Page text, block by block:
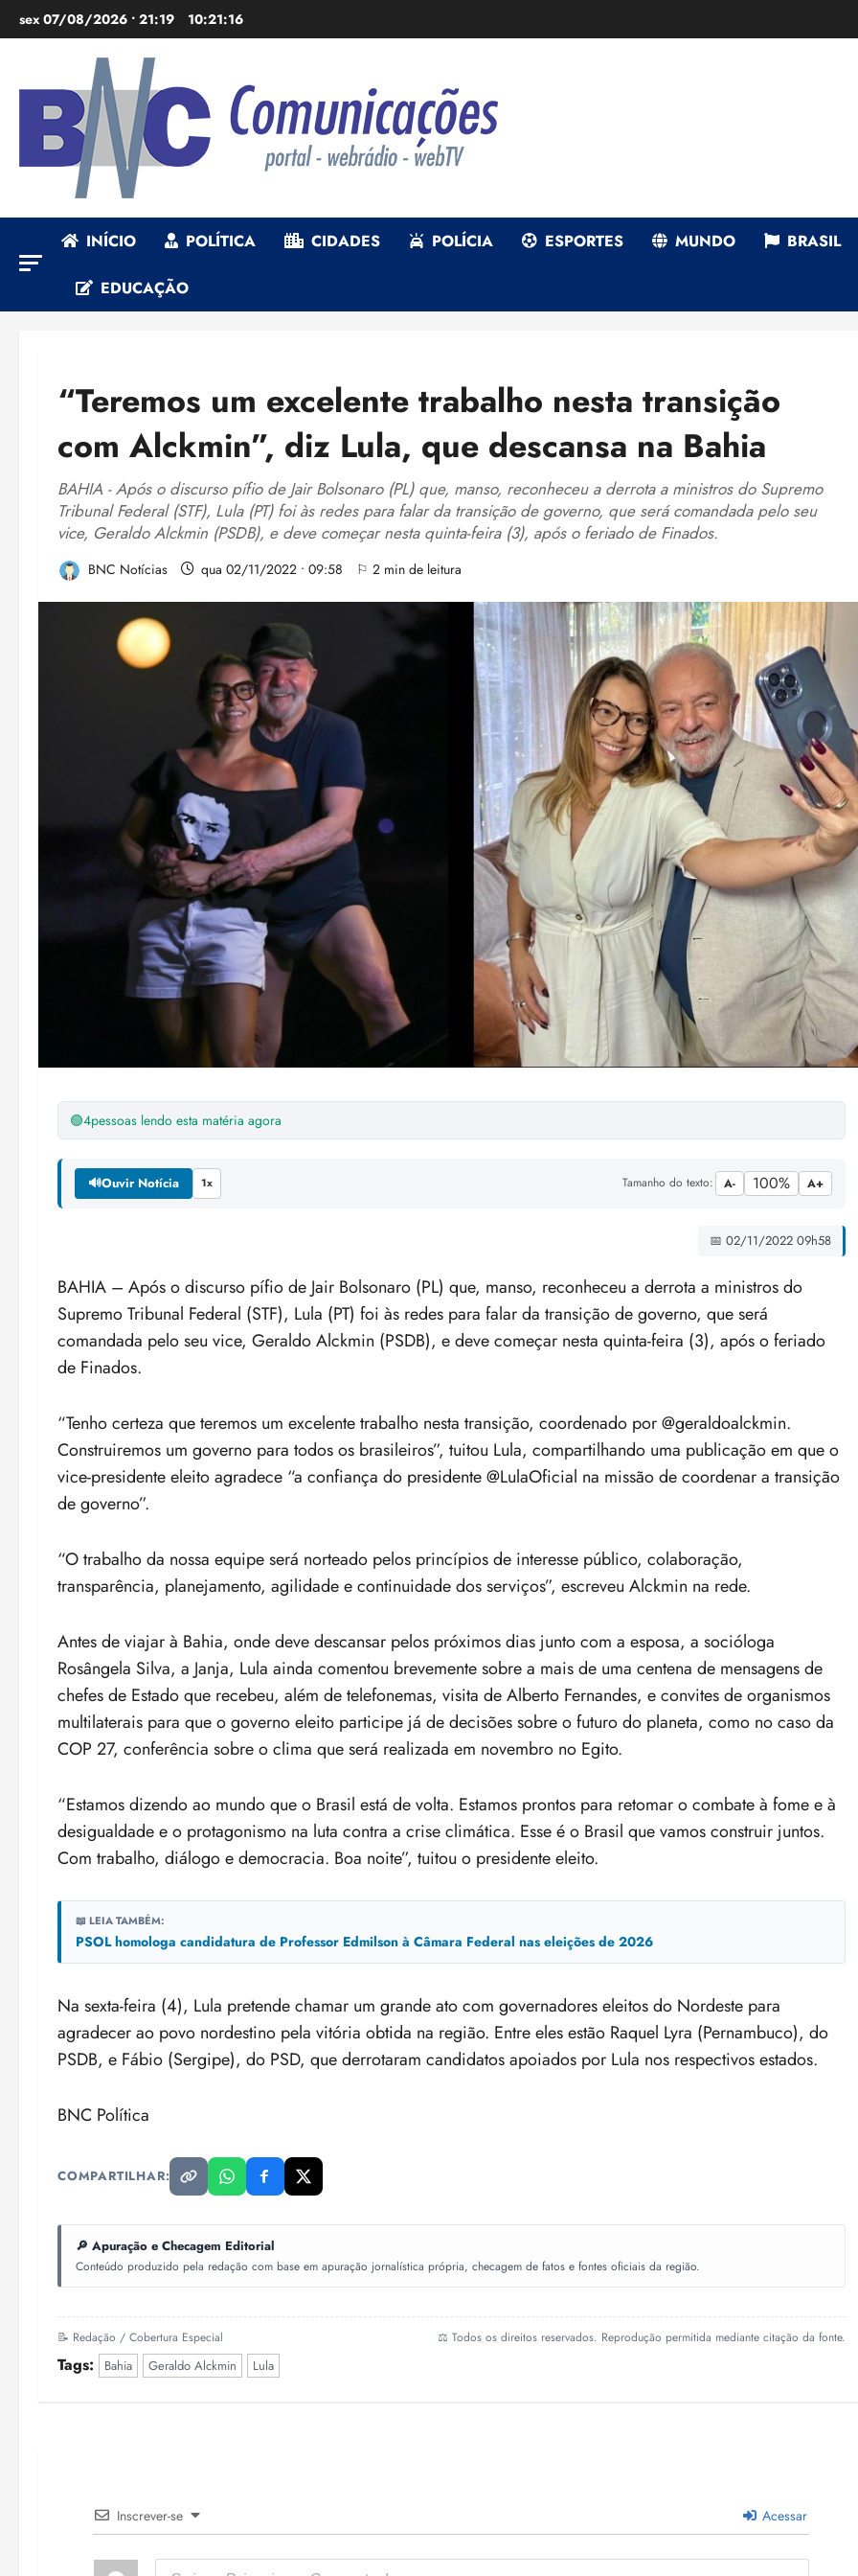
para
sex 07/08/2026 • 21:19 10:21:18
INÍCIO POLÍTICA CIDADES POLÍCIA ESPORTES MUNDO BRASIL
EDUCAÇÃO
“Teremos um excelente trabalho nesta transição
com Alckmin”, diz Lula, que descansa na Bahia
BAHIA - Após o discurso pífio de Jair Bolsonaro (PL) que, manso, reconheceu a derrota a ministros do Supremo
Tribunal Federal (STF), Lula (PT) foi às redes para falar da transição de governo, que será comandada pelo seu
vice, Geraldo Alckmin (PSDB), e deve começar nesta quinta-feira (3), após o feriado de Finados.
BNC Notícias qua 02/11/2022 • 09:58 ⚐ 2 min de leitura
🟢4pessoas lendo esta matéria agora
🔊Ouvir Notícia 1x Tamanho do texto: A- 100% A+
📅 02/11/2022 09h58
BAHIA – Após o discurso pífio de Jair Bolsonaro (PL) que, manso, reconheceu a derrota a ministros do
Supremo Tribunal Federal (STF), Lula (PT) foi às redes para falar da transição de governo, que será
comandada pelo seu vice, Geraldo Alckmin (PSDB), e deve começar nesta quinta-feira (3), após o feriado
de Finados.
“Tenho certeza que teremos um excelente trabalho nesta transição, coordenado por @geraldoalckmin.
Construiremos um governo para todos os brasileiros”, tuitou Lula, compartilhando uma publicação em que o
vice-presidente eleito agradece “a confiança do presidente @LulaOficial na missão de coordenar a transição
de governo”.
“O trabalho da nossa equipe será norteado pelos princípios de interesse público, colaboração,
transparência, planejamento, agilidade e continuidade dos serviços”, escreveu Alckmin na rede.
Antes de viajar à Bahia, onde deve descansar pelos próximos dias junto com a esposa, a socióloga
Rosângela Silva, a Janja, Lula ainda comentou brevemente sobre a mais de uma centena de mensagens de
chefes de Estado que recebeu, além de telefonemas, visita de Alberto Fernandes, e convites de organismos
multilaterais para que o governo eleito participe já de decisões sobre o futuro do planeta, como no caso da
COP 27, conferência sobre o clima que será realizada em novembro no Egito.
“Estamos dizendo ao mundo que o Brasil está de volta. Estamos prontos para retomar o combate à fome e à
desigualdade e o protagonismo na luta contra a crise climática. Esse é o Brasil que vamos construir juntos.
Com trabalho, diálogo e democracia. Boa noite”, tuitou o presidente eleito.
📖 LEIA TAMBÉM:
PSOL homologa candidatura de Professor Edmilson à Câmara Federal nas eleições de 2026
Na sexta-feira (4), Lula pretende chamar um grande ato com governadores eleitos do Nordeste para
agradecer ao povo nordestino pela vitória obtida na região. Entre eles estão Raquel Lyra (Pernambuco), do
PSDB, e Fábio (Sergipe), do PSD, que derrotaram candidatos apoiados por Lula nos respectivos estados.
BNC Política
COMPARTILHAR:
🔎 Apuração e Checagem Editorial
Conteúdo produzido pela redação com base em apuração jornalística própria, checagem de fatos e fontes oficiais da região.
📝 Redação / Cobertura Especial ⚖️ Todos os direitos reservados. Reprodução permitida mediante citação da fonte.
Tags: Bahia Geraldo Alckmin Lula
Inscrever-se Acessar